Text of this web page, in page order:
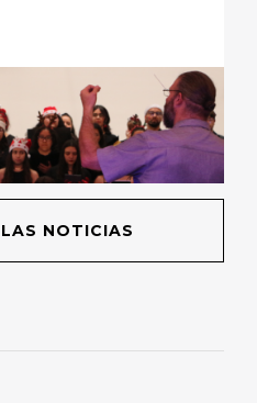
NOTICIAS